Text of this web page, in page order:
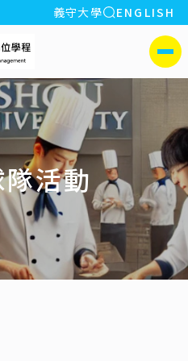
:::
義守大學 全站搜索
ENGLISH
義守大學智慧觀光餐旅
側選單
活動